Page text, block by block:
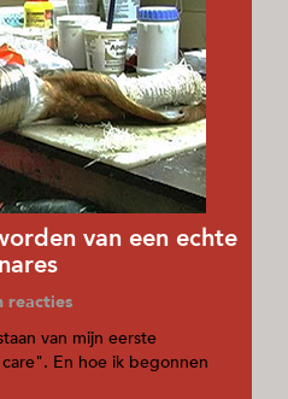
van een echte
reacties
van mijn eerste
En hoe ik begonnen